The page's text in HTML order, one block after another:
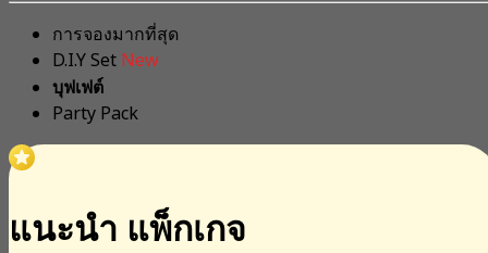
การจองมากที่สุด
D.I.Y Set New
บุฟเฟต์
Party Pack
แนะนำ แพ็กเกจ